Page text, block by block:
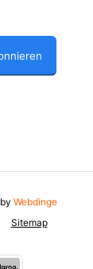
Sitemap
Webdinge